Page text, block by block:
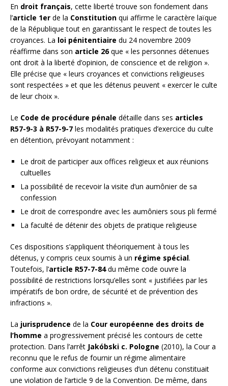
En droit français, cette liberté trouve son fondement dans
l’article 1er de la Constitution qui affirme le caractère laïque
de la République tout en garantissant le respect de toutes les
croyances. La loi pénitentiaire du 24 novembre 2009
réaffirme dans son article 26que « les personnes détenues
ont droit à la liberté d’opinion, de conscience et de religion ».
Elle précise que « leurs croyances et convictions religieuses
sont respectées » et que les détenus peuvent « exercer le culte
de leur choix ».
Le Code de procédure pénale détaille dans ses articles
R57-9-3 à R57-9-7 les modalités pratiques d’exercice du culte
en détention, prévoyant notamment :
Le droit de participer aux offices religieux et aux réunions
cultuelles
La possibilité de recevoir la visite d’un aumônier de sa
confession
Le droit de correspondre avec les aumôniers sous pli fermé
La faculté de détenir des objets de pratique religieuse
Ces dispositions s’appliquent théoriquement à tous les
détenus, y compris ceux soumis à un régime spécial.
Toutefois, l’article R57-7-84du même code ouvre la
possibilité de restrictions lorsqu’elles sont « justifiées par les
impératifs de bon ordre, de sécurité et de prévention des
infractions ».
La jurisprudence de la Cour européenne des droits de
l’homme a progressivement précisé les contours de cette
protection. Dans l’arrêt Jakóbski c. Pologne (2010), la Cour a
reconnu que le refus de fournir un régime alimentaire
conforme aux convictions religieuses d’un détenu constituait
une violation de l’article 9 de la Convention. De même, dans